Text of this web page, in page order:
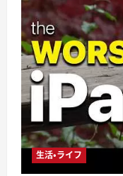
生活・ライフ